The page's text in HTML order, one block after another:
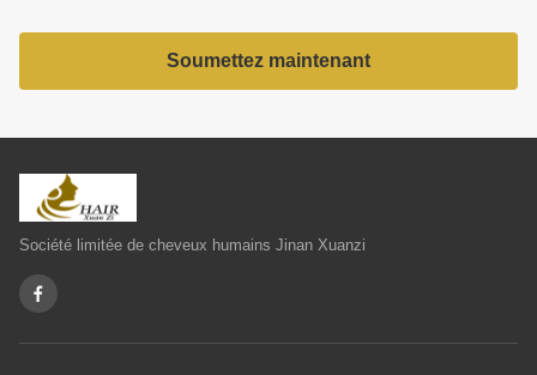
Soumettez maintenant
Société limitée de cheveux humains Jinan Xuanzi